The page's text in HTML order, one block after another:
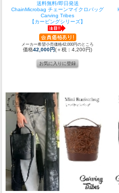
送料無料/即日発送
ChainMicrobag チェーンマイクロバッグ
Carving Tribes
【カービングシリーズ】
メーカー希望小売価格42,000円のところ
価格42,000円(＋税：4,200円)